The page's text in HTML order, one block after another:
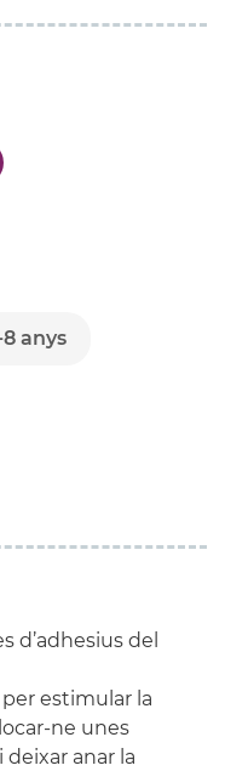
8 anys
d’adhesius del
estimular la
ne unes
anar la